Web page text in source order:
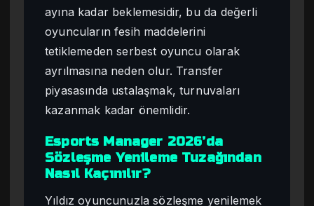
ayına kadar beklemesidir, bu da değerli
oyuncuların fesih maddelerini
tetiklemeden serbest oyuncu olarak
ayrılmasına neden olur. Transfer
piyasasında ustalaşmak, turnuvaları
kazanmak kadar önemlidir.
Esports Manager 2026’da
Sözleşme Yenileme Tuzağından
Nasıl Kaçınılır?
Yıldız oyuncunuzla sözleşme yenilemek